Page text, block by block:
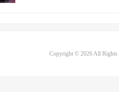
Copyright © 2026 All